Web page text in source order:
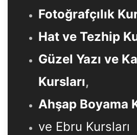
Fotoğrafçılık
Hat ve Tezhip
Güzel Yazı ve
Kursları,
Ahşap Boyama
ve Ebru Kursları